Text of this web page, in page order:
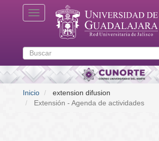
Toggle navigation
Buscar
Inicio
extension difusion
Extensión - Agenda de actividades